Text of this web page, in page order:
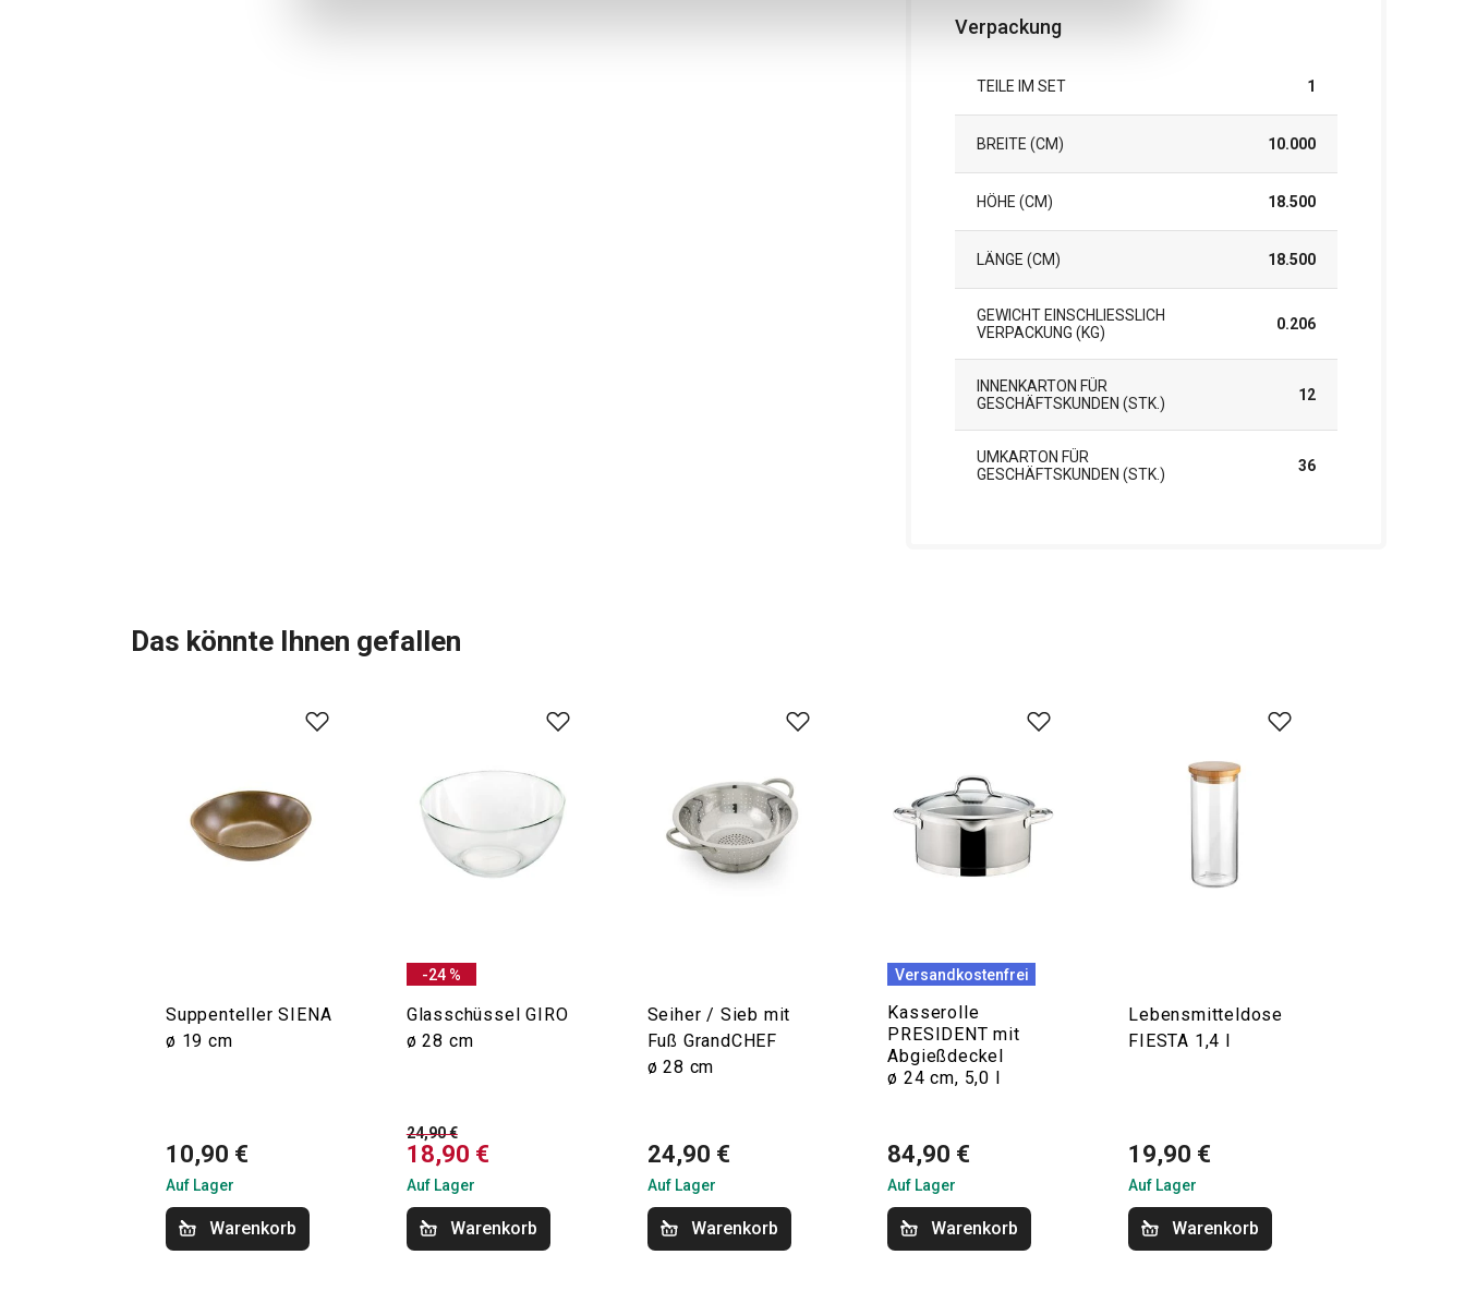
Verpackung
TEILE IM SET 1
BREITE (CM) 10.000
HÖHE (CM) 18.500
LÄNGE (CM) 18.500
GEWICHT EINSCHLIESSLICH V
ERPACKUNG (KG)
0.206
INNENKARTON FÜR
GESCHÄFTSKUNDEN (STK.)
12
UMKARTON FÜR
GESCHÄFTSKUNDEN (STK.)
36
Das könnte Ihnen gefallen
Suppenteller SIENA
ø 19 cm
10,90 €
Auf Lager
Warenkorb
-24 %
Glasschüssel GIRO
ø 28 cm
24,90 €
18,90 €
Auf Lager
Warenkorb
Seiher / Sieb mit
Fuß GrandCHEF
ø 28 cm
24,90 €
Auf Lager
Warenkorb
Versandkostenfrei
Kasserolle
PRESIDENT mit
Abgießdeckel
ø 24 cm, 5,0 l
84,90 €
Auf Lager
Warenkorb
Lebensmitteldose
FIESTA 1,4 l
19,90 €
Auf Lager
Warenkorb